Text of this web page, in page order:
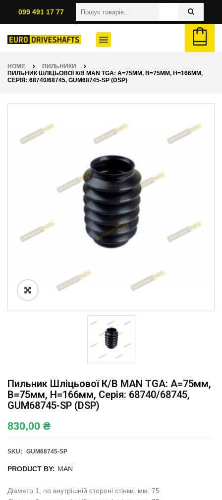
099 491 17 77
HOME
ПИЛЬНИКИ
ПИЛЬНИК ШЛІЦЬОВОЇ К/В MAN TGA: A=75ММ, B=75ММ, H=166ММ,
СЕРІЯ: 68740/68745, GUM68745-SP (DSP)
Пильник Шліцьової К/в MAN TGA: A=75мм,
B=75мм, H=166мм, Серія: 68740/68745,
GUM68745-SP (DSP)
830,00 ₴
SKU: GUM68745-SP
PRODUCT BY: MAN
Діаметр 1, по внутрішній стороні стінки, мм: 75